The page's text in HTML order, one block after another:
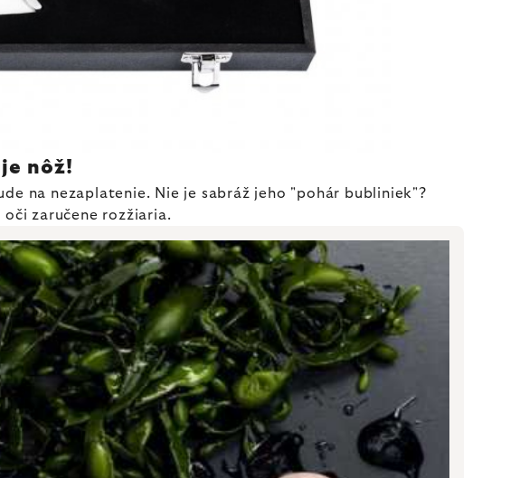
nôž!
na nezaplatenie. Nie je sabráž jeho "pohár bubliniek"?
zaručene rozžiaria.